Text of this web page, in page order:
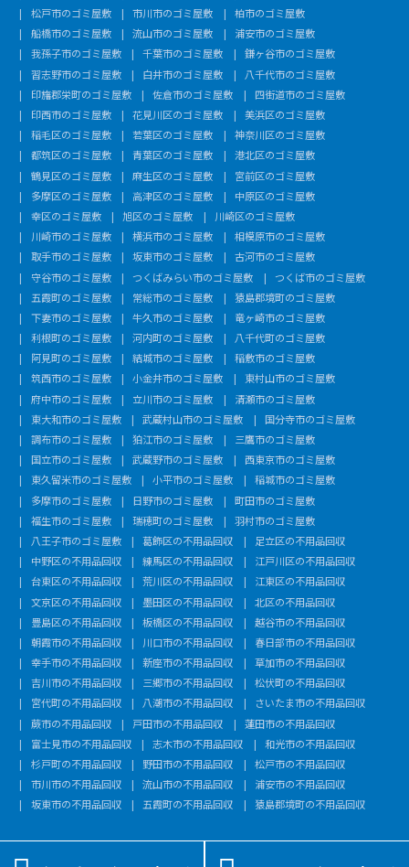
松戸市のゴミ屋敷
市川市のゴミ屋敷
柏市のゴミ屋敷
船橋市のゴミ屋敷
流山市のゴミ屋敷
浦安市のゴミ屋敷
我孫子市のゴミ屋敷
千葉市のゴミ屋敷
鎌ヶ谷市のゴミ屋敷
習志野市のゴミ屋敷
白井市のゴミ屋敷
八千代市のゴミ屋敷
印旛郡栄町のゴミ屋敷
佐倉市のゴミ屋敷
四街道市のゴミ屋敷
印西市のゴミ屋敷
花見川区のゴミ屋敷
美浜区のゴミ屋敷
稲毛区のゴミ屋敷
若葉区のゴミ屋敷
神奈川区のゴミ屋敷
都筑区のゴミ屋敷
青葉区のゴミ屋敷
港北区のゴミ屋敷
鶴見区のゴミ屋敷
麻生区のゴミ屋敷
宮前区のゴミ屋敷
多摩区のゴミ屋敷
高津区のゴミ屋敷
中原区のゴミ屋敷
幸区のゴミ屋敷
旭区のゴミ屋敷
川崎区のゴミ屋敷
川崎市のゴミ屋敷
横浜市のゴミ屋敷
相模原市のゴミ屋敷
取手市のゴミ屋敷
坂東市のゴミ屋敷
古河市のゴミ屋敷
守谷市のゴミ屋敷
つくばみらい市のゴミ屋敷
つくば市のゴミ屋敷
五霞町のゴミ屋敷
常総市のゴミ屋敷
猿島郡境町のゴミ屋敷
下妻市のゴミ屋敷
牛久市のゴミ屋敷
竜ヶ崎市のゴミ屋敷
利根町のゴミ屋敷
河内町のゴミ屋敷
八千代町のゴミ屋敷
阿見町のゴミ屋敷
結城市のゴミ屋敷
稲敷市のゴミ屋敷
筑西市のゴミ屋敷
小金井市のゴミ屋敷
東村山市のゴミ屋敷
府中市のゴミ屋敷
立川市のゴミ屋敷
清瀬市のゴミ屋敷
東大和市のゴミ屋敷
武蔵村山市のゴミ屋敷
国分寺市のゴミ屋敷
調布市のゴミ屋敷
狛江市のゴミ屋敷
三鷹市のゴミ屋敷
国立市のゴミ屋敷
武蔵野市のゴミ屋敷
西東京市のゴミ屋敷
東久留米市のゴミ屋敷
小平市のゴミ屋敷
稲城市のゴミ屋敷
多摩市のゴミ屋敷
日野市のゴミ屋敷
町田市のゴミ屋敷
福生市のゴミ屋敷
瑞穂町のゴミ屋敷
羽村市のゴミ屋敷
八王子市のゴミ屋敷
葛飾区の不用品回収
足立区の不用品回収
中野区の不用品回収
練馬区の不用品回収
江戸川区の不用品回収
台東区の不用品回収
荒川区の不用品回収
江東区の不用品回収
文京区の不用品回収
墨田区の不用品回収
北区の不用品回収
豊島区の不用品回収
板橋区の不用品回収
越谷市の不用品回収
朝霞市の不用品回収
川口市の不用品回収
春日部市の不用品回収
幸手市の不用品回収
新座市の不用品回収
草加市の不用品回収
吉川市の不用品回収
三郷市の不用品回収
松伏町の不用品回収
宮代町の不用品回収
八潮市の不用品回収
さいたま市の不用品回収
蕨市の不用品回収
戸田市の不用品回収
蓮田市の不用品回収
富士見市の不用品回収
志木市の不用品回収
和光市の不用品回収
杉戸町の不用品回収
野田市の不用品回収
松戸市の不用品回収
市川市の不用品回収
流山市の不用品回収
浦安市の不用品回収
坂東市の不用品回収
五霞町の不用品回収 猿島郡境町の不用品回収